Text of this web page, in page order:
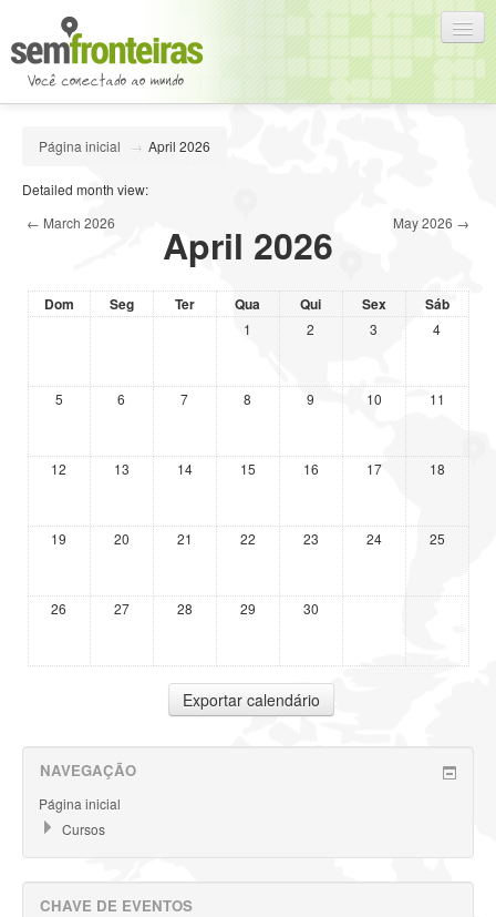
Página inicial → April 2026
Detailed month view:
← March 2026 April 2026 May 2026 →
Dom Seg Ter Qua Qui Sex Sáb
1 2 3 4
5 6 7 8 9 10 11
12 13 14 15 16 17 18
19 20 21 22 23 24 25
26 27 28 29 30
NAVEGAÇÃO
Página inicial
Cursos
CHAVE DE EVENTOS